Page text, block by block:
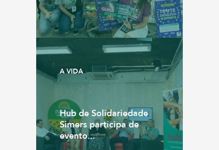
A VIDA
Hub de Solidariedade
Simers participa de
evento...